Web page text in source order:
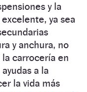
y la
ya sea
y anchura, no
carrocería en
a la
la vida más